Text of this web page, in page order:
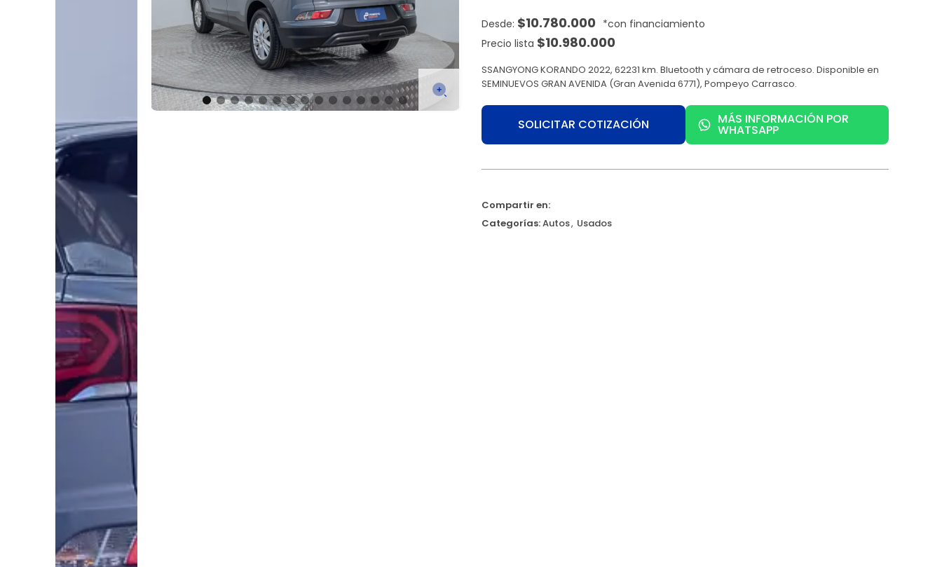
$10.780.000
Precio lista $10.980.000
SSANGYONG KORANDO 2022, 62231 km. Bluetooth y cámara de retroceso. Disponible en
SEMINUEVOS GRAN AVENIDA (Gran Avenida 6771), Pompeyo Carrasco.
SOLICITAR COTIZACIÓN MÁS INFORMACIÓN POR
WHATSAPP
Compartir en:
Categorías:Autos, Usados